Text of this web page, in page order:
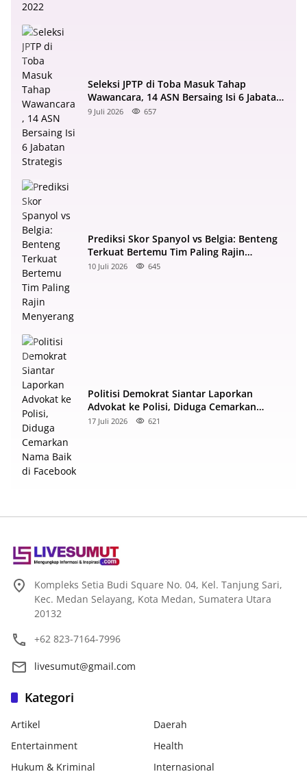
Seleksi JPTP di Toba Masuk Tahap
Wawancara, 14 ASN Bersaing Isi 6 Jabatan
Strategis
9 Juli 2026 657
Prediksi Skor Spanyol vs Belgia: Benteng
Terkuat Bertemu Tim Paling Rajin
Menyerang
10 Juli 2026 645
Politisi Demokrat Siantar Laporkan
Advokat ke Polisi, Diduga Cemarkan
Nama Baik di Facebook
17 Juli 2026 621
Kompleks Setia Budi Square No. 04, Kel. Tanjung Sari,
Kec. Medan Selayang, Kota Medan, Sumatera Utara
20132
+62 823-7164-7996
livesumut@gmail.com
Kategori
Artikel
Daerah
Entertainment
Health
Hukum & Kriminal
Internasional